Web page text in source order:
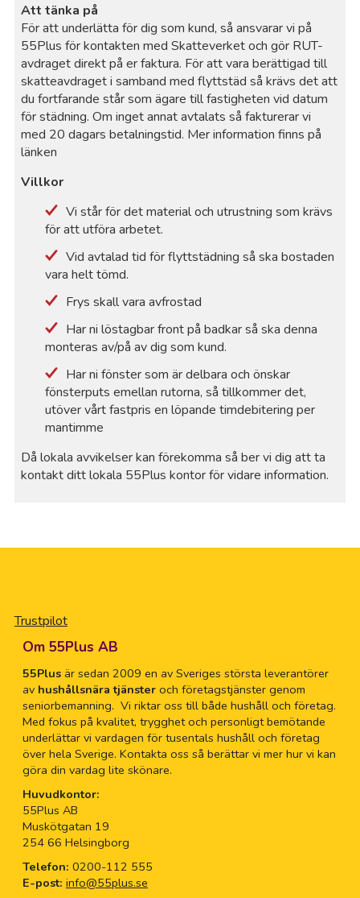
Att tänka på
För att underlätta för dig som kund, så ansvarar vi på
55Plus för kontakten med Skatteverket och gör RUT-
avdraget direkt på er faktura. För att vara berättigad till
skatteavdraget i samband med flyttstäd så krävs det att
du fortfarande står som ägare till fastigheten vid datum
för städning. Om inget annat avtalats så fakturerar vi
med 20 dagars betalningstid. Mer information finns på
länken
Villkor
Vi står för det material och utrustning som krävs
för att utföra arbetet.
Vid avtalad tid för flyttstädning så ska bostaden
vara helt tömd.
Frys skall vara avfrostad
Har ni löstagbar front på badkar så ska denna
monteras av/på av dig som kund.
Har ni fönster som är delbara och önskar
fönsterputs emellan rutorna, så tillkommer det,
utöver vårt fastpris en löpande timdebitering per
mantimme
Då lokala avvikelser kan förekomma så ber vi dig att ta
kontakt ditt lokala 55Plus kontor för vidare information.
Trustpilot
Om 55Plus AB
55Plusär sedan 2009 en av Sveriges största leverantörer
av hushållsnära tjänsteroch företagstjänster genom
seniorbemanning. Vi riktar oss till både hushåll och företag.
Med fokus på kvalitet, trygghet och personligt bemötande
underlättar vi vardagen för tusentals hushåll och företag
över hela Sverige. Kontakta oss så berättar vi mer hur vi kan
göra din vardag lite skönare.
Huvudkontor:
55Plus AB
Muskötgatan 19
254 66 Helsingborg
Telefon: 0200-112 555
E-post: info@55plus.se